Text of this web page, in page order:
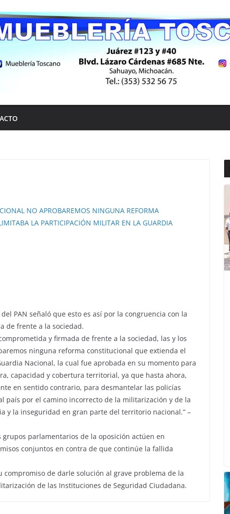
NO APROBAREMOS NINGUNA REFORMA
LA PARTICIPACIÓN MILITAR EN LA GUARDIA
PAN señaló que esto es así por la congruencia con la
de frente a la sociedad.
y firmada de frente a la sociedad, las y los
ninguna reforma constitucional que extienda el
Nacional, la cual fue aprobada en su momento para
capacidad y cobertura territorial, ya que hasta ahora,
en sentido contrario, para desmantelar las policías
país por el camino incorrecto de la militarización y de la
y la inseguridad en gran parte del territorio nacional.” –
parlamentarios de la oposición actúen en
conjuntos en contra de que continúe la fallida
de darle solución al grave problema de la
de las Instituciones de Seguridad Ciudadana.